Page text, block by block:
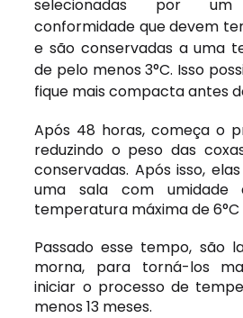
selecionadas por
conformidade que devem
e são conservadas a uma
de pelo menos 3°C. Isso
fique mais compacta antes
Após 48 horas, começa o
reduzindo o peso das
conservadas. Após isso,
uma sala com
temperatura máxima de 6°C
Passado esse tempo, são
morna, para torná-los
iniciar o processo de
menos 13 meses.